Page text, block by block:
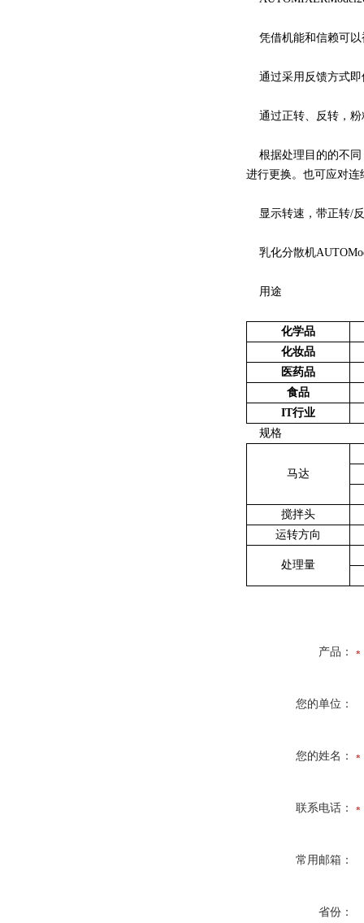
凭借机能和信赖可以
通过采用反馈方式即
通过正转、反转，粉
根据处理目的的不同
进行更换。也可应对连
显示转速，带正转/
乳化分散机
用途
化学品
化妆品
医药品
食品
IT行业
规格
马达
搅拌头
运转方向
处理量
产品：
您的单位：
您的姓名：
联系电话：
常用邮箱：
省份：